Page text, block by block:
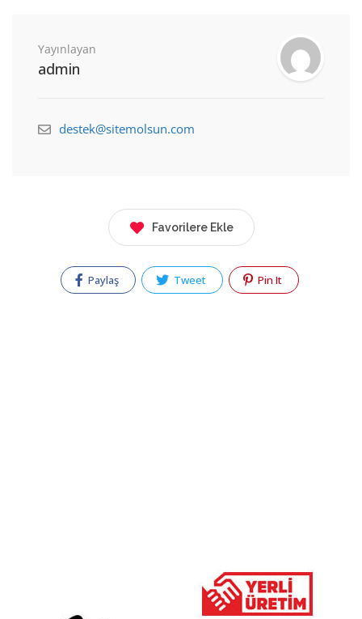
Yayınlayan
admin
destek@sitemolsun.com
Favorilere Ekle
Paylaş Tweet Pin It